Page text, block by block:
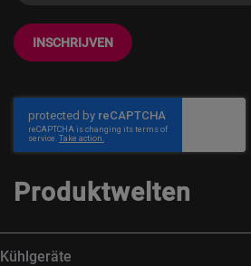
INSCHRIJVEN
Produktwelten
Kühlgeräte